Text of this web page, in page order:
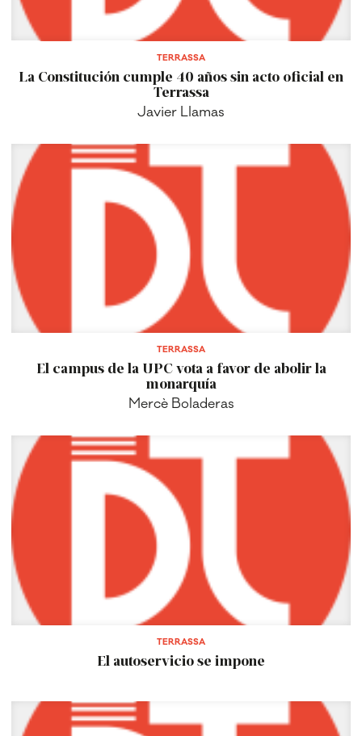
TERRASSA
La Constitución cumple 40 años sin acto oficial en
Terrassa
Javier Llamas
TERRASSA
El campus de la UPC vota a favor de abolir la
monarquía
Mercè Boladeras
TERRASSA
El autoservicio se impone